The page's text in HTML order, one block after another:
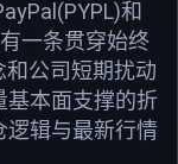
和
一条贯穿始终
公司短期扰动
基本面支撑的折
逻辑与最新行情